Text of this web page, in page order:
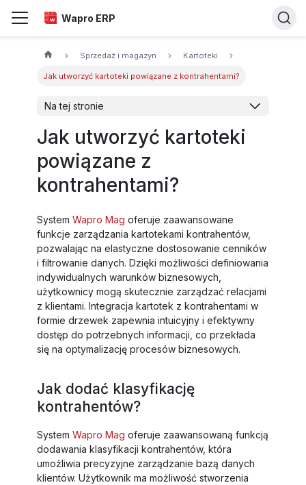
Wapro ERP
Sprzedaż i magazyn Kartoteki
Jak utworzyć kartoteki powiązane z kontrahentami?
Na tej stronie
Jak utworzyć kartoteki
powiązane z
kontrahentami?
System Wapro Mag oferuje zaawansowane
funkcje zarządzania kartotekami kontrahentów,
pozwalając na elastyczne dostosowanie cenników
i filtrowanie danych. Dzięki możliwości definiowania
indywidualnych warunków biznesowych,
użytkownicy mogą skutecznie zarządzać relacjami
z klientami. Integracja kartotek z kontrahentami w
formie drzewek zapewnia intuicyjny i efektywny
dostęp do potrzebnych informacji, co przekłada
się na optymalizację procesów biznesowych.
Jak dodać klasyfikację
kontrahentów?
System Wapro Mag oferuje zaawansowaną funkcją
dodawania klasyfikacji kontrahentów, która
umożliwia precyzyjne zarządzanie bazą danych
klientów. Użytkownik ma możliwość stworzenia